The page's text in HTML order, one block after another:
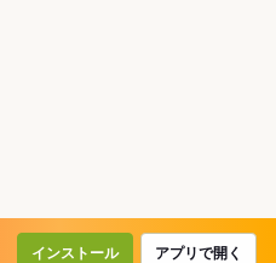
インストール アプリで開く